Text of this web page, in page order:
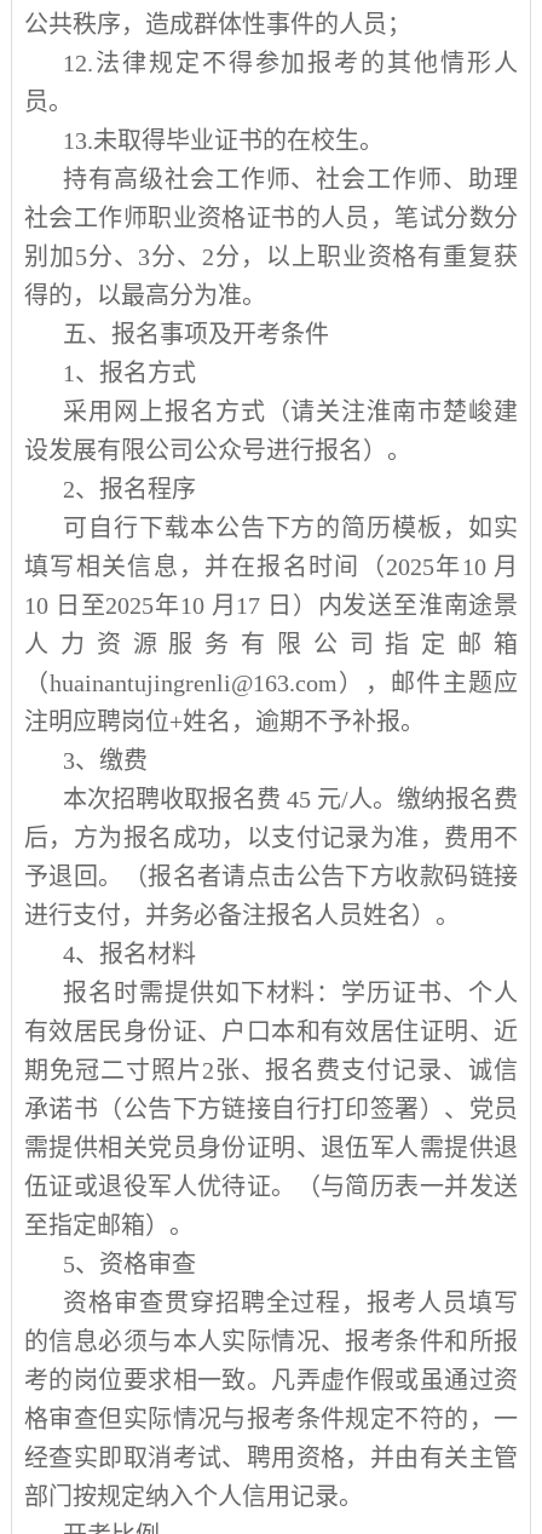
公共秩序，造成群体性事件的人员；
12.法律规定不得参加报考的其他情形人
员。
13.未取得毕业证书的在校生。
持有高级社会工作师、社会工作师、助理
社会工作师职业资格证书的人员，笔试分数分
别加 5分、 3分、 2分，以上职业资格有重复获
得的，以最高分为准。
五、报名事项及开考条件
1 、报名方式
采用网上报名方式（请关注淮南市楚峻建
设发展有限公司公众号进行报名）。
2、报名程序
可自行下载本公告下方的简历模板，如实
填写相关信息，并在报名时间（2025年 10 月
10 日至2025年10 月 17 日）内发送至淮南途景
人力资源服务有限公司指定邮箱
（huainantujingrenli@163.com ），邮件主题应
注明应聘岗位+姓名，逾期不予补报。
3、缴费
本次招聘收取报名费 45 元/人。缴纳报名费
后，方为报名成功，以支付记录为准，费用不
予退回。（报名者请点击公告下方收款码链接
进行支付，并务必备注报名人员姓名）。
4、报名材料
报名时需提供如下材料：学历证书、个人
有效居民身份证、户口本和有效居住证明、近
期免冠二寸照片2张、报名费支付记录、诚信
承诺书（公告下方链接自行打印签署）、党员
需提供相关党员身份证明、退伍军人需提供退
伍证或退役军人优待证。（与简历表一并发送
至指定邮箱）。
5、资格审查
资格审查贯穿招聘全过程，报考人员填写
的信息必须与本人实际情况、报考条件和所报
考的岗位要求相一致。凡弄虚作假或虽通过资
格审查但实际情况与报考条件规定不符的，一
经查实即取消考试、聘用资格，并由有关主管
部门按规定纳入个人信用记录。